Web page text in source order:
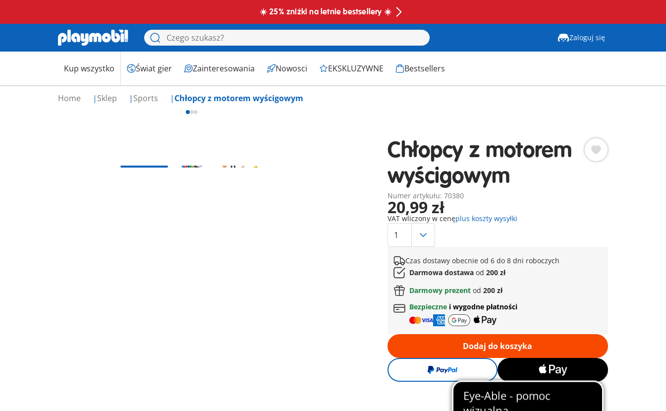
☀️ 25% zniżki na letnie bestsellery ☀️
Zaloguj się
Kup wszystko Świat gier Zainteresowania Nowosci EKSKLUZYWNE Bestsellers
Home Sklep Sports Chłopcy z motorem wyścigowym
Chłopcy z motorem
wyścigowym
Numer artykułu: 70380
20,99 zł
VAT wliczony w cenęplus koszty wysyłki
Czas dostawy obecnie od 6 do 8 dni roboczych
Darmowa dostawaod 200 zł
Darmowy prezentod 200 zł
Bezpieczne i wygodne płatności
Dodaj do koszyka